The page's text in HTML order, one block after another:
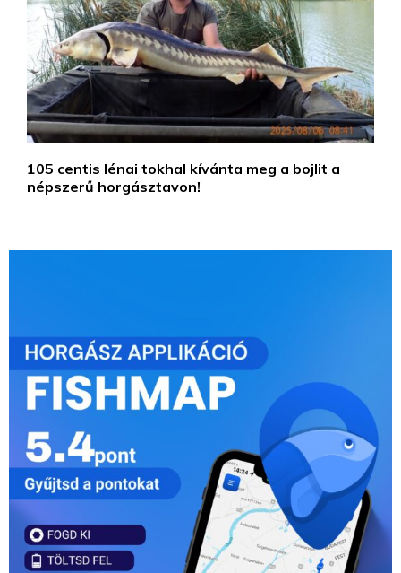
105 centis lénai tokhal kívánta meg a bojlit a
népszerű horgásztavon!